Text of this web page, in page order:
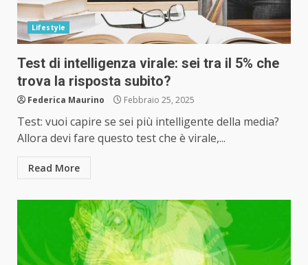
Lifestyle
Test di intelligenza virale: sei tra il 5% che
trova la risposta subito?
Federica Maurino Febbraio 25, 2025
Test: vuoi capire se sei più intelligente della media?
Allora devi fare questo test che è virale,...
Read More